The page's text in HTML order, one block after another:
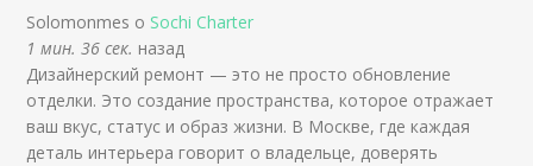
Solomonmes о Sochi Charter
1 мин. 36 сек. назад
Дизайнерский ремонт — это не просто обновление
отделки. Это создание пространства, которое отражает
ваш вкус, статус и образ жизни. В Москве, где каждая
деталь интерьера говорит о владельце, доверять